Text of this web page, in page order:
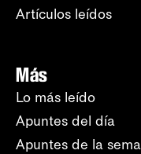
Artículos leídos
Más
Lo más leído
Apuntes del día
Apuntes de la